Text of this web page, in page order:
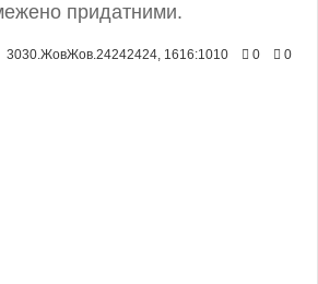
придатними.
3030.ЖовЖов.24242424, 1616:1010 0 0